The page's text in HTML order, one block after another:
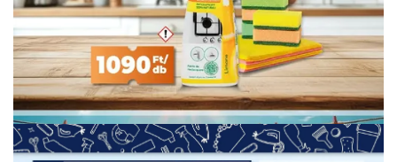
HIRDETŐ